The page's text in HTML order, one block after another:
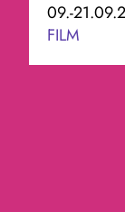
09.-
FILM